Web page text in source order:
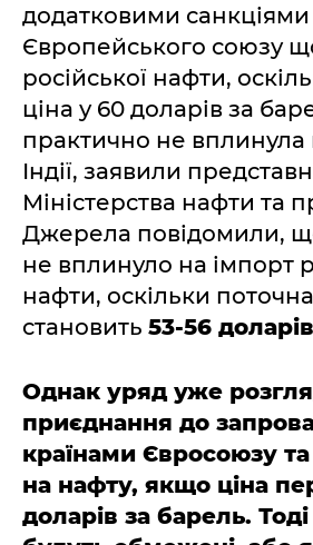
додатковими санкціями
Європейського союзу
російської нафти,
ціна у 60 доларів за
практично не вплинула
Індії, заявили
Міністерства нафти та
Джерела повідомили,
не вплинуло на імпорт
нафти, оскільки
становить 53-56
Однак уряд уже
приєднання до
країнами Євросоюзу та
на нафту, якщо ціна
доларів за барель. Тоді